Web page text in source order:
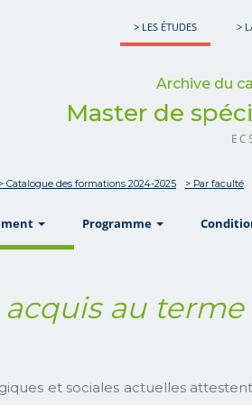
> LES ÉTUDES >
Archive du
Master de
> Catalogue des formations 2024-2025 > Par faculté
Programme show
au
et sociales actuelles